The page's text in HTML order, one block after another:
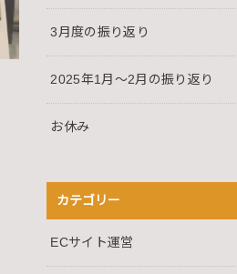
3月度の振り返り
2025年1月～2月の振り返り
お休み
カテゴリー
ECサイト運営